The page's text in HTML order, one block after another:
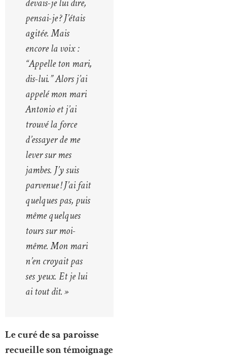
devais-je lui dire,
pensai-je ? J’étais
agitée. Mais
encore la voix :
“Appelle ton mari,
dis-lui.” Alors j’ai
appelé mon mari
Antonio et j’ai
trouvé la force
d’essayer de me
lever sur mes
jambes. J’y suis
parvenue ! J’ai fait
quelques pas, puis
même quelques
tours sur moi-
même. Mon mari
n’en croyait pas
ses yeux. Et je lui
ai tout dit. »
Le curé de sa paroisse
recueille son témoignage